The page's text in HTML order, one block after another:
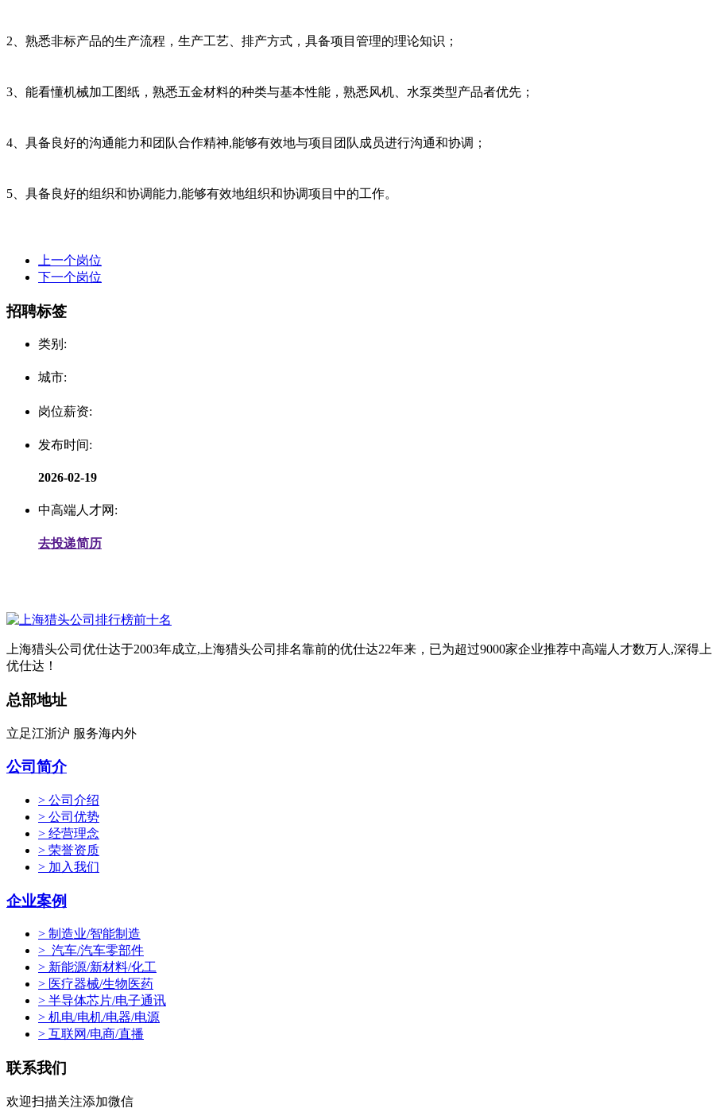
2、熟悉非标产品的生产流程，生产工艺、排产方式，具备项目管理的理论知识；
3、能看懂机械加工图纸，熟悉五金材料的种类与基本性能，熟悉风机、水泵类型产品者优先；
4、具备良好的沟通能力和团队合作精神,能够有效地与项目团队成员进行沟通和协调；
5、具备良好的组织和协调能力,能够有效地组织和协调项目中的工作。
上一个岗位
下一个岗位
招聘标签
类别:
城市:
岗位薪资:
发布时间:
2026-02-19
中高端人才网:
去投递简历
上海猎头公司优仕达于2003年成立,上海猎头公司排名靠前的优仕达22年来，已为超过9000家企业推荐中高端人才数万人,深
优仕达！
总部地址
立足江浙沪 服务海内外
公司简介
> 公司介绍
> 公司优势
> 经营理念
> 荣誉资质
> 加入我们
企业案例
> 制造业/智能制造
> 汽车/汽车零部件
> 新能源/新材料/化工
> 医疗器械/生物医药
> 半导体芯片/电子通讯
> 机电/电机/电器/电源
> 互联网/电商/直播
联系我们
欢迎扫描关注添加微信